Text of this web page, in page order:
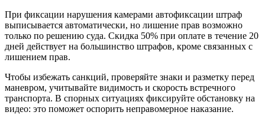
При фиксации нарушения камерами автофиксации штраф
выписывается автоматически, но лишение прав возможно
только по решению суда. Скидка 50% при оплате в течение 20
дней действует на большинство штрафов, кроме связанных с
лишением прав.
Чтобы избежать санкций, проверяйте знаки и разметку перед
маневром, учитывайте видимость и скорость встречного
транспорта. В спорных ситуациях фиксируйте обстановку на
видео: это поможет оспорить неправомерное наказание.